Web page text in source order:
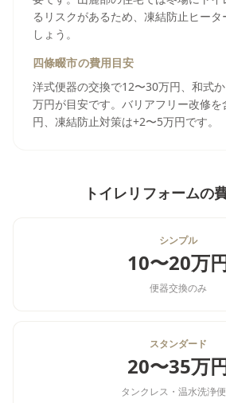
るリスクがあるため、凍結防止ヒータ
しょう。
四條畷市の費用目安
洋式便器の交換で12〜30万円、和式
万円が目安です。バリアフリー改修
円、凍結防止対策は+2〜5万円です。
トイレリフォームの
シンプル
10〜20万
便器交換のみ
スタンダード
20〜35万
タンクレス・温水洗浄